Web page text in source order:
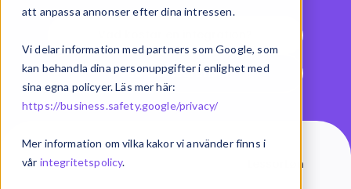
att anpassa annonser efter dina intressen.
Vi delar information med partners som Google, som
kan behandla dina personuppgifter i enlighet med
sina egna policyer. Läs mer här:
https://business.safety.google/privacy/
Mer information om vilka kakor vi använder finns i
vår integritetspolicy.
Vad är integration?
Systemintegration LessorLøn